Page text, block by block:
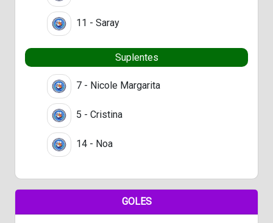
11 - Saray
Suplentes
7 - Nicole Margarita
5 - Cristina
14 - Noa
GOLES